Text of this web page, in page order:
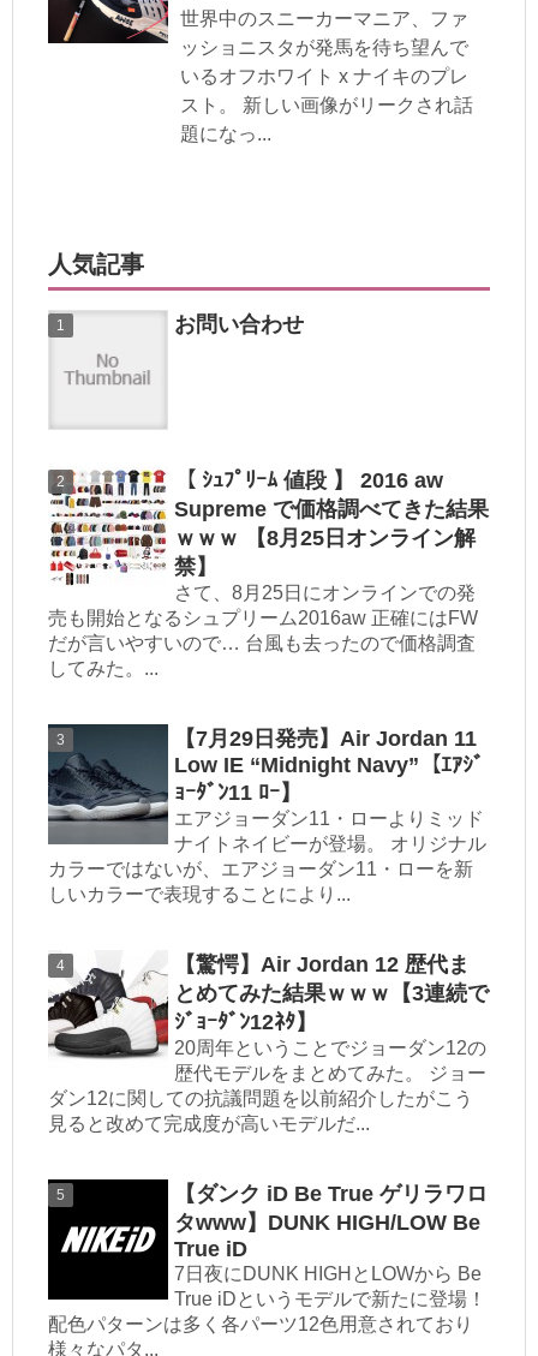
世界中のスニーカーマニア、ファ
ッショニスタが発馬を待ち望んで
いるオフホワイト x ナイキのプレ
スト。 新しい画像がリークされ話
題になっ...
人気記事
お問い合わせ
【 ｼｭﾌﾟﾘｰﾑ 値段 】 2016 aw
Supreme で価格調べてきた結果
ｗｗｗ 【8月25日オンライン解
禁】
さて、8月25日にオンラインでの発
売も開始となるシュプリーム2016aw 正確にはFW
だが言いやすいので… 台風も去ったので価格調査
してみた。...
【7月29日発売】Air Jordan 11
Low IE “Midnight Navy”【ｴｱｼﾞ
ｮｰﾀﾞﾝ11 ﾛｰ】
エアジョーダン11・ローよりミッド
ナイトネイビーが登場。 オリジナル
カラーではないが、エアジョーダン11・ローを新
しいカラーで表現することにより...
【驚愕】Air Jordan 12 歴代ま
とめてみた結果ｗｗｗ【3連続で
ｼﾞｮｰﾀﾞﾝ12ﾈﾀ】
20周年ということでジョーダン12の
歴代モデルをまとめてみた。 ジョー
ダン12に関しての抗議問題を以前紹介したがこう
見ると改めて完成度が高いモデルだ...
【ダンク iD Be True ゲリラワロ
タwww】DUNK HIGH/LOW Be
True iD
7日夜にDUNK HIGHとLOWから Be
True iDというモデルで新たに登場！
配色パターンは多く各パーツ12色用意されており
様々なパタ...